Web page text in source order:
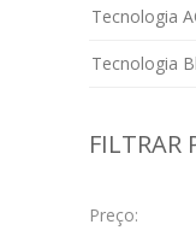
Tecnologia
Tecnologia
FILTRAR
Preço: